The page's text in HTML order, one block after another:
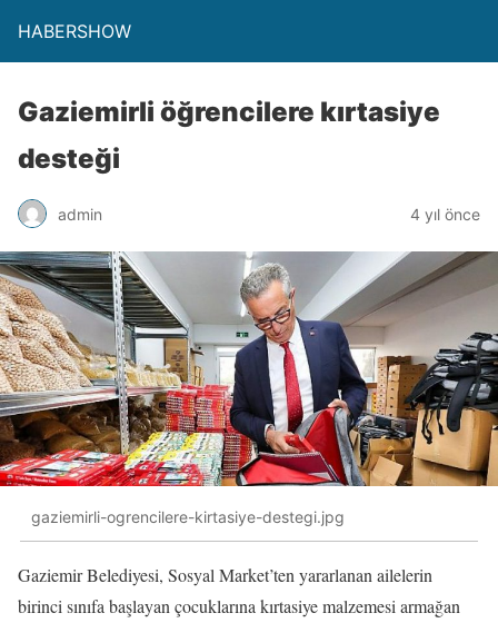
HABERSHOW
Gaziemirli öğrencilere kırtasiye
desteği
admin 4 yıl önce
gaziemirli-ogrencilere-kirtasiye-destegi.jpg
Gaziemir Belediyesi, Sosyal Market’ten yararlanan ailelerin
birinci sınıfa başlayan çocuklarına kırtasiye malzemesi armağan